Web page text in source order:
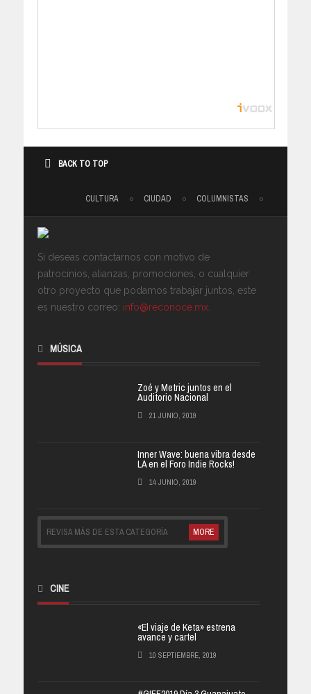
BACK TO TOP
CULTURA CIUDAD COLUMNISTAS
Si deseas contactarnos con motivo de
patrocinios, alianzas, promociones, o cualquier
otro proyecto que podamos trabajar juntos, este
es nuestro correo: info@reconoce.mx.
MÚSICA
Zoé y Metric juntos en el
Auditorio Nacional
21 JUNIO, 2019
Inner Wave: buena vibra desde
LA en el Foro Indie Rocks!
14 JUNIO, 2019
REVISA MÁS DE ESTA CATEGORÍA MORE
CINE
«El viaje de Keta» estrena
avance y cartel
10 SEPTIEMBRE, 2019